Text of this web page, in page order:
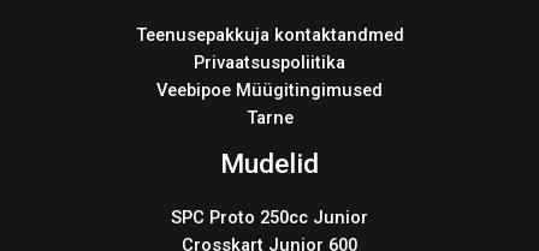
Teenusepakkuja kontaktandmed
Privaatsuspoliitika
Veebipoe Müügitingimused
Tarne
Mudelid
SPC Proto 250cc Junior
Crosskart Junior 600